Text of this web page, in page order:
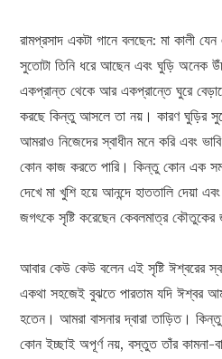
রামপ্রসাদ একটা গানে বলছেন: মা কালী
সুতোটা তিনি ধরে আছেন এবং ঘুড়ি অনেক
একপ্রান্ত থেকে আর একপ্রান্তে ঘুরে
করছে কিন্তু আসলে তা নয়। কারণ ঘুড়ির
আমরাও নিজেদের স্বাধীন মনে করি এবং
কোন কাজ করতে পারি। কিন্তু কোন এক
দেখে মা খুশি হয়ে আনন্দে হাততালি দেয়া
জগৎকে সৃষ্টি করেছেন কেবলমাত্র কৌতুকের
আবার কেউ কেউ বলেন এই সৃষ্টি ঈশ্বরের
একথা সহজেই বুঝতে পারতাম যদি ঈশ্বর
হতেন। আমরা বাসনার দ্বারা তাড়িত।
কোন ইচ্ছাই অপূর্ণ নয়, বস্তুত তাঁর